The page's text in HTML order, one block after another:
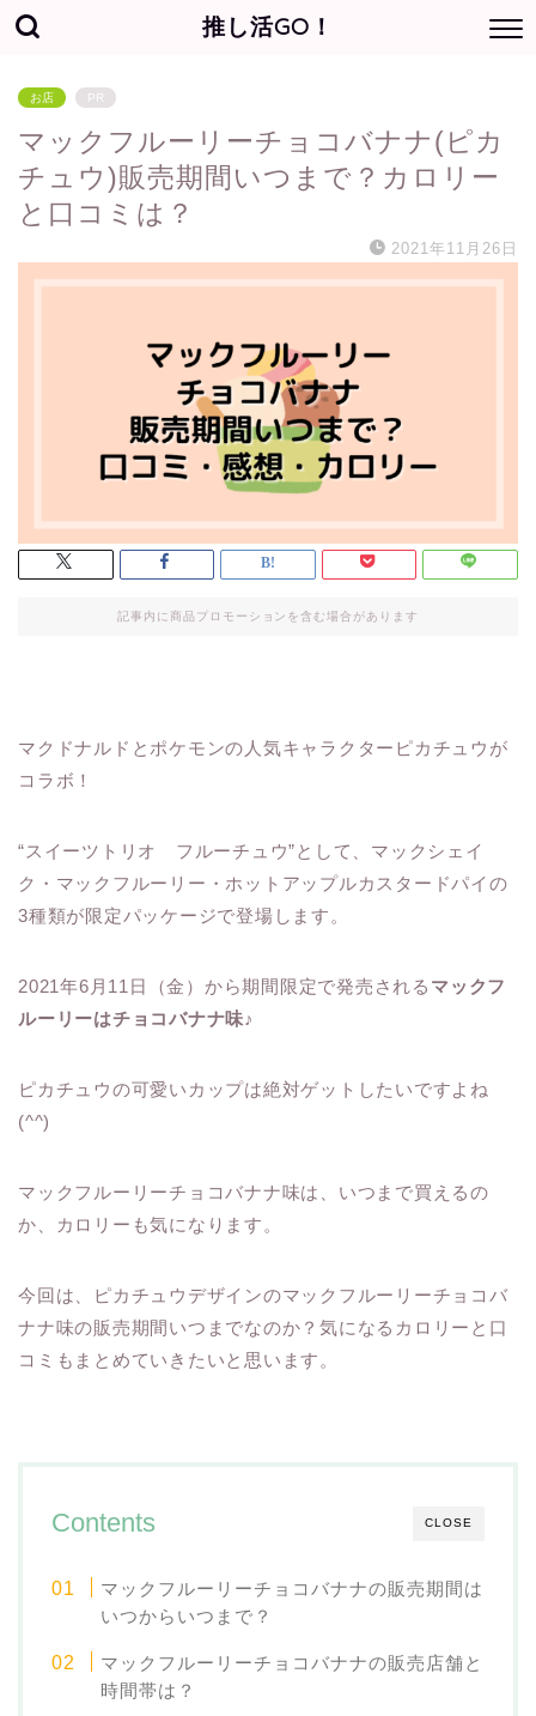
推し活GO！
お店 PR
マックフルーリーチョコバナナ(ピカ
チュウ)販売期間いつまで？カロリー
と口コミは？
2021年11月26日
記事内に商品プロモーションを含む場合があります
マクドナルドとポケモンの人気キャラクターピカチュウが
コラボ！
“スイーツトリオ フルーチュウ”として、マックシェイ
ク・マックフルーリー・ホットアップルカスタードパイの
3種類が限定パッケージで登場します。
2021年6月11日（金）から期間限定で発売される マックフ
ルーリーはチョコバナナ味♪
ピカチュウの可愛いカップは絶対ゲットしたいですよね
(^^)
マックフルーリーチョコバナナ味は、いつまで買えるの
か、カロリーも気になります。
今回は、ピカチュウデザインのマックフルーリーチョコバ
ナナ味の販売期間いつまでなのか？気になるカロリーと口
コミもまとめていきたいと思います。
CLOSE
Contents
マックフルーリーチョコバナナの販売期間は
いつからいつまで？
マックフルーリーチョコバナナの販売店舗と
時間帯は？